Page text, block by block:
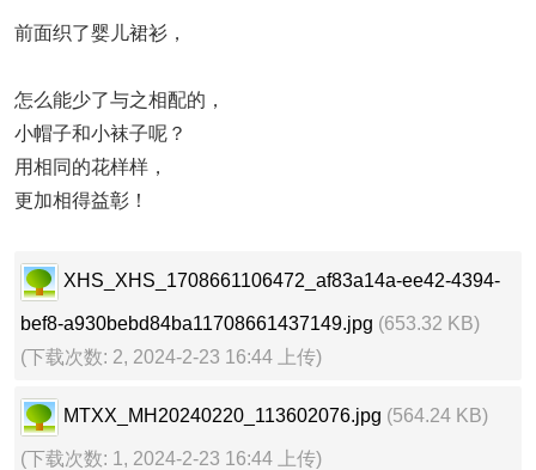
前面织了婴儿裙衫，
怎么能少了与之相配的，
小帽子和小袜子呢？
用相同的花样样，
更加相得益彰！
XHS_XHS_1708661106472_af83a14a-ee42-4394-
bef8-a930bebd84ba11708661437149.jpg (653.32 KB)
(下载次数: 2, 2024-2-23 16:44 上传)
MTXX_MH20240220_113602076.jpg (564.24 KB)
(下载次数: 1, 2024-2-23 16:44 上传)